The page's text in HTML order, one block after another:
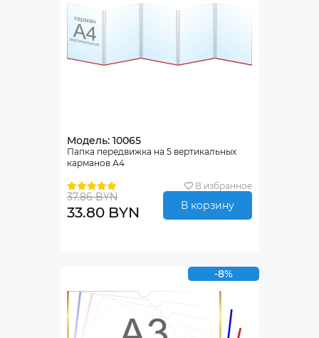
Модель: 10065
Папка передвижка на 5 вертикальных
карманов А4
В избранное
37.86 BYN
33.80 BYN В корзину
-8%